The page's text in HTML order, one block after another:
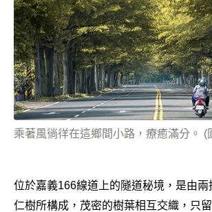
乘著風徜徉在這鄉間小路，療癒滿分。 (
位於嘉義166線道上的隧道秘境，是由
仁樹所構成，茂密的樹葉相互交織，只